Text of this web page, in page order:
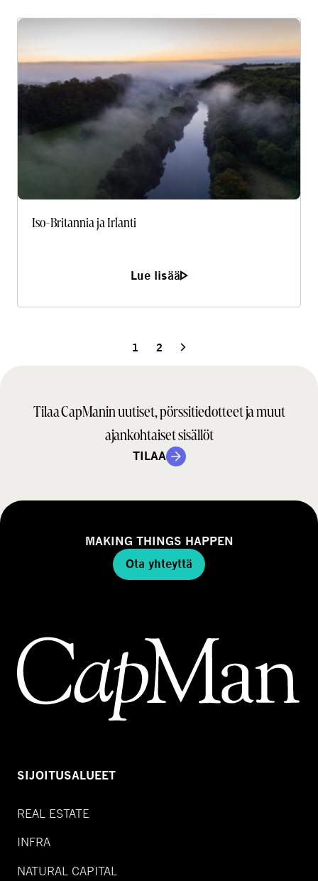
Aerial view of misty morning river in rural Ireland
Iso-Britannia ja Irlanti
Lue lisää
1 2
Tilaa CapManin uutiset, pörssitiedotteet ja muut
ajankohtaiset sisällöt
TILAA
MAKING THINGS HAPPEN
Ota yhteyttä
SIJOITUSALUEET
REAL ESTATE
INFRA
NATURAL CAPITAL